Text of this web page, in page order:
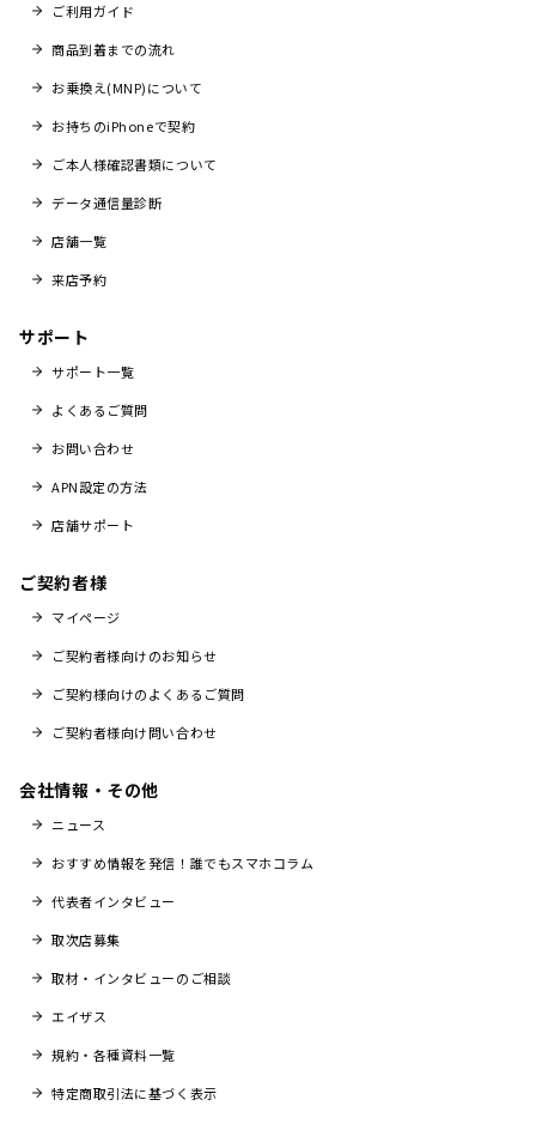
ご利用ガイド
商品到着までの流れ
お乗換え(MNP)について
お持ちのiPhoneで契約
ご本人様確認書類について
データ通信量診断
店舗一覧
来店予約
サポート
サポート一覧
よくあるご質問
お問い合わせ
APN設定の方法
店舗サポート
ご契約者様
マイページ
ご契約者様向けのお知らせ
ご契約様向けのよくあるご質問
ご契約者様向け問い合わせ
会社情報・その他
ニュース
おすすめ情報を発信！誰でもスマホコラム
代表者インタビュー
取次店募集
取材・インタビューのご相談
エイザス
規約・各種資料一覧
特定商取引法に基づく表示